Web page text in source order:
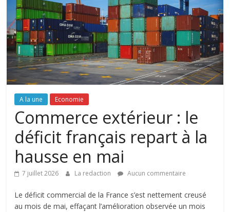
A la une Economie
Commerce extérieur : le
déficit français repart à la
hausse en mai
7 juillet 2026 La redaction Aucun commentaire
Le déficit commercial de la France s’est nettement creusé
au mois de mai, effaçant l’amélioration observée un mois